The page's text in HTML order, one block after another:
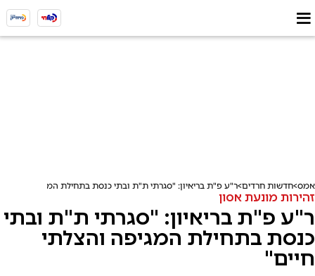
אמס חדשות חרדים ר"ע פ"ת בריאיון: "סגרתי ת"ת ובתי כנסת בתחילת המגיפה והצלתי
זהירות מונעת אסון
ר"ע פ"ת בריאיון: "סגרתי ת"ת ובתי
כנסת בתחילת המגיפה והצלתי
חיים"